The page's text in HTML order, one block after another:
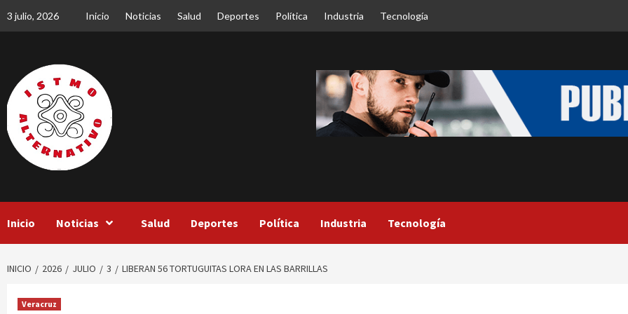
3 julio, 2026 Inicio Noticias Salud Deportes Política Industria Tecnología
Inicio Noticias Salud Deportes Política Industria Tecnología
INICIO 2026 JULIO 3 LIBERAN 56 TORTUGUITAS LORA EN LAS BARRILLAS
Veracruz